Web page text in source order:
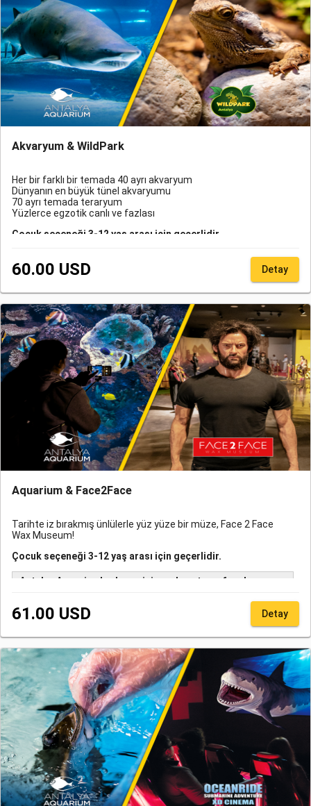
Tüm katılımcılar için ikamet / geçici kimlik / oturma izni
gereklidir.
Akvaryum & WildPark
Her bir farklı bir temada 40 ayrı akvaryum
Dünyanın en büyük tünel akvaryumu
70 ayrı temada teraryum
Yüzlerce egzotik canlı ve fazlası
Çocuk seçeneği 3-12 yaş arası için geçerlidir.
Antalya Aquarium'a ulaşım için sadece transfer alımı yapan
misafirlerimizin transfer talep formunda rezervasyon numarası
belirtmesi zorunludur. Bu hizmet Online rezervasyon QR kodu/
misafirlerimize verilebilmektedir.
60.00 USD Detay
Aquarium & Face2Face
Tarihte iz bırakmış ünlülerle yüz yüze bir müze, Face 2 Face
Wax Museum!
Çocuk seçeneği 3-12 yaş arası için geçerlidir.
Antalya Aquarium'a ulaşım için sadece transfer alımı
rezervasyon numarası belirtmesi zorunludur. Bu hizmet
Online rezervasyon QR kodu/ rezervasyon numarası,
acente rezervasyon QR kodu/ rezervasyon numarası veya
giriş gününe ait fiziksel bileti olan misafirlerimize
verilebilmektedir.
61.00 USD Detay